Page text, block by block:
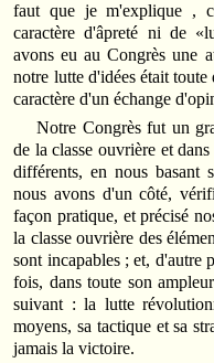
faut que je m'explique ,
caractère d'âpreté ni de
avons eu au Congrès une
notre lutte d'idées était
caractère d'un échange
Notre Congrès fut un
de la classe ouvrière et
différents, en nous basant
nous avons d'un côté,
façon pratique, et précisé
la classe ouvrière des
sont incapables ; et, d'autre
fois, dans toute son
suivant : la lutte
moyens, sa tactique et sa
jamais la victoire.